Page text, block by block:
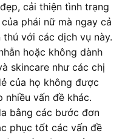
cải thiện tình trạng
phái nữ mà ngay cả
với các dịch vụ này.
hoặc không dành
skincare như các chị
của họ không được
nhiều vấn đề khác.
bằng các bước đơn
phục tốt các vấn đề